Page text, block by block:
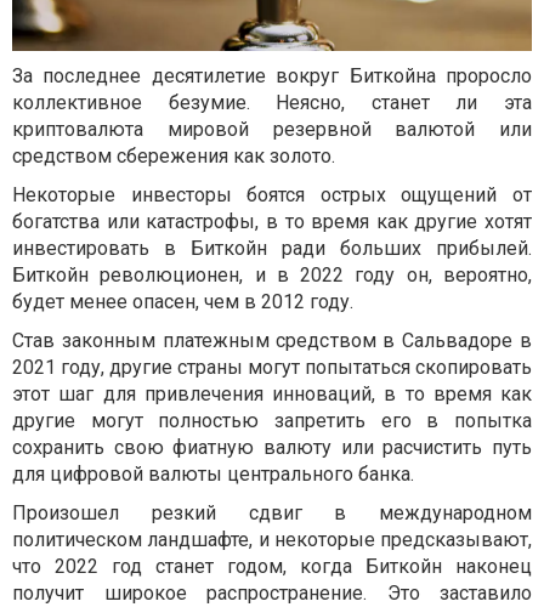
За последнее десятилетие вокруг Биткойна проросло
коллективное безумие. Неясно, станет ли эта
криптовалюта мировой резервной валютой или
средством сбережения как золото.
Некоторые инвесторы боятся острых ощущений от
богатства или катастрофы, в то время как другие хотят
инвестировать в Биткойн ради больших прибылей.
Биткойн революционен, и в 2022 году он, вероятно,
будет менее опасен, чем в 2012 году.
Став законным платежным средством в Сальвадоре в
2021 году, другие страны могут попытаться скопировать
этот шаг для привлечения инноваций, в то время как
другие могут полностью запретить его в попытка
сохранить свою фиатную валюту или расчистить путь
для цифровой валюты центрального банка.
Произошел резкий сдвиг в международном
политическом ландшафте, и некоторые предсказывают,
что 2022 год станет годом, когда Биткойн наконец
получит широкое распространение. Это заставило